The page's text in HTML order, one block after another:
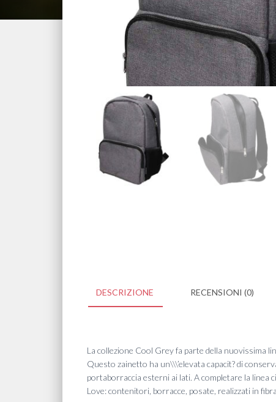
DESCRIZIONE RECENSIONI (0)
La collezione Cool Grey fa parte della nuovissima
Questo zainetto ha un\\\’elevata capacit? di
portaborraccia esterni ai lati. A completare la linea
Love: contenitori, borracce, posate, realizzati in